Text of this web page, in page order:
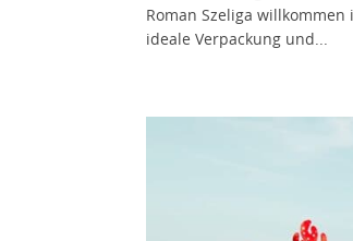
Roman Szeliga
ideale Verpackung und...